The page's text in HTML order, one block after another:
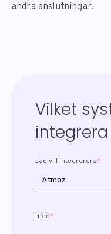
andra anslutningar.
Vilket
Jag vill integrerera*
med*